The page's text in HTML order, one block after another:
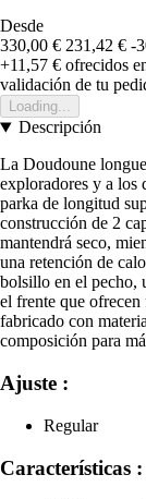
Desde
330,00 € 231,42 € -
+11,57 € ofrecidos
validación de tu
Loading...
Descripción
La Doudoune
exploradores y a los
parka de longitud
construcción de 2
mantendrá seco,
una retención de
bolsillo en el pecho,
el frente que
fabricado con
composición para
Ajuste :
Regular
Características :